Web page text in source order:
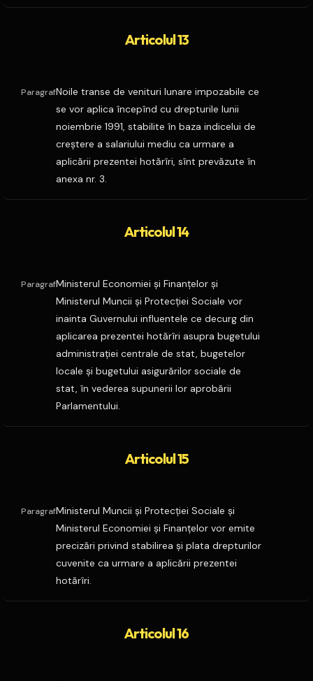
Articolul 13
ParagrafNoile transe de venituri lunare impozabile ce
se vor aplica începînd cu drepturile lunii
noiembrie 1991, stabilite în baza indicelui de
creştere a salariului mediu ca urmare a
aplicării prezentei hotărîri, sînt prevăzute în
anexa nr. 3.
Articolul 14
ParagrafMinisterul Economiei şi Finanţelor şi
Ministerul Muncii şi Protecţiei Sociale vor
inainta Guvernului influentele ce decurg din
aplicarea prezentei hotărîri asupra bugetului
administraţiei centrale de stat, bugetelor
locale şi bugetului asigurărilor sociale de
stat, în vederea supunerii lor aprobării
Parlamentului.
Articolul 15
ParagrafMinisterul Muncii şi Protecţiei Sociale şi
Ministerul Economiei şi Finanţelor vor emite
precizări privind stabilirea şi plata drepturilor
cuvenite ca urmare a aplicării prezentei
hotărîri.
Articolul 16